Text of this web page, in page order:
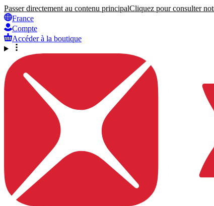
Passer directement au contenu principalCliquez pour consulter
France
Compte
Accéder à la boutique